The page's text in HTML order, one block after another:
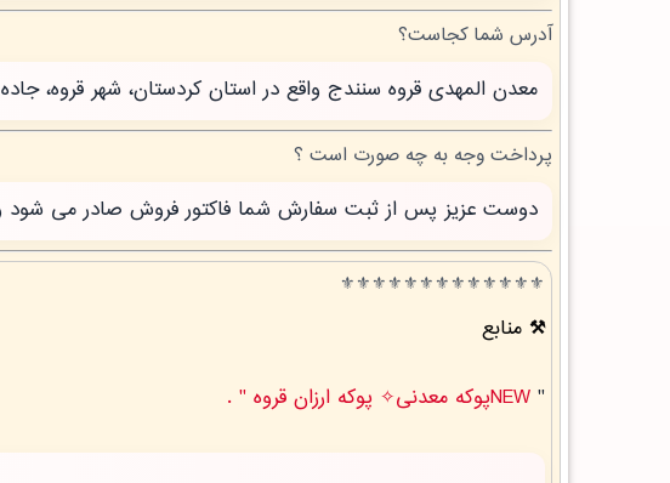
آدرس شما کجاست؟
معدن المهدی قروه سنندج واقع در استان کردستان، شهر قروه،
پرداخت وجه به چه صورت است ؟
دوست عزیز پس از ثبت سفارش شما فاکتور فروش صادر می شود و
⚜️⚜️⚜️⚜️⚜️⚜️⚜️⚜️⚜️⚜️⚜️⚜️⚜️
منابع
" NEWپوکه معدنی✧ پوکه ارزان قروه " .